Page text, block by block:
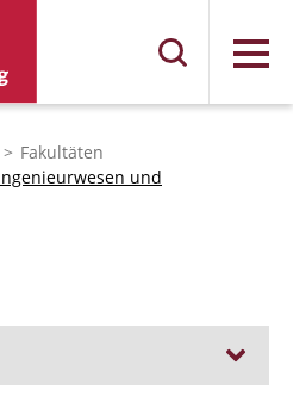
Menü
Fakultäten
und